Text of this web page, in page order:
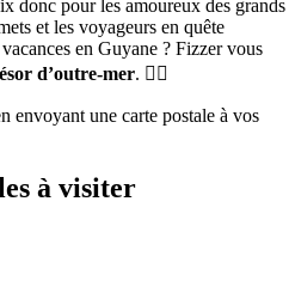
donc pour les amoureux des grands
et les voyageurs en quête
en Guyane ? Fizzer vous
d’outre-mer. 👇🏻
envoyant une carte postale à vos
à visiter